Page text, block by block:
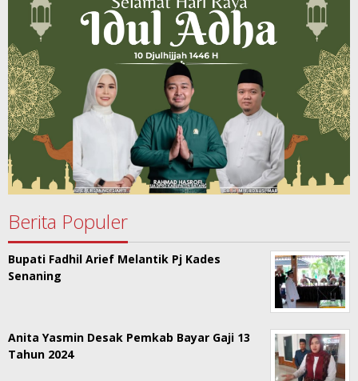
Berita Populer
Bupati Fadhil Arief Melantik Pj Kades
Senaning
Anita Yasmin Desak Pemkab Bayar Gaji 13
Tahun 2024